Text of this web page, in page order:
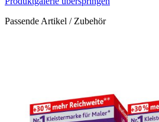
Passende Artikel / Zubehör